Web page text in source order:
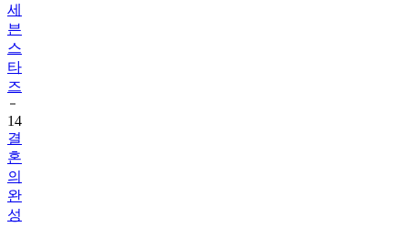
세
븐
스
타
즈
14
결
혼
의
완
성